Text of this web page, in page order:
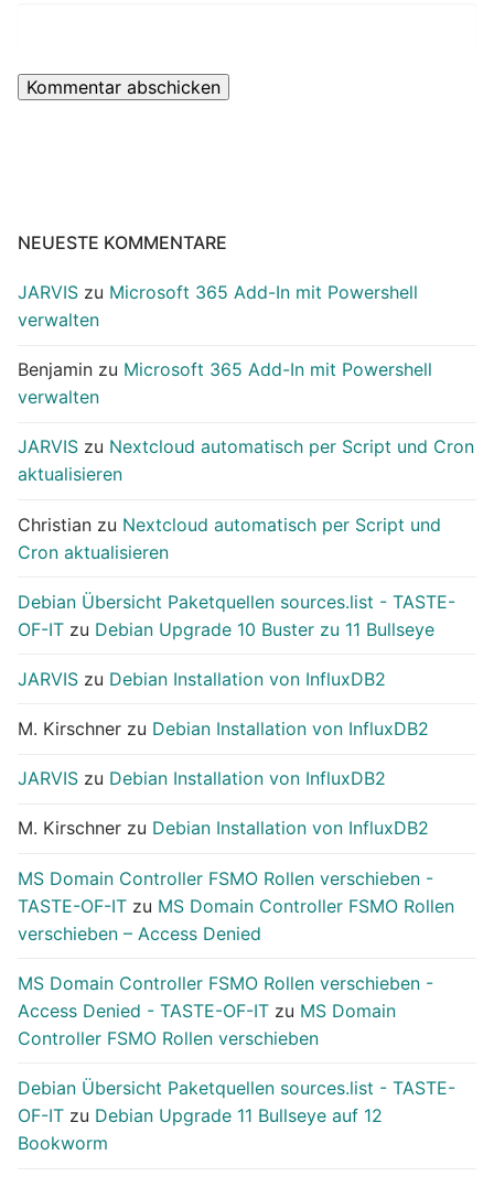
NEUESTE KOMMENTARE
JARVIS zu Microsoft 365 Add-In mit Powershell
verwalten
Benjamin zu Microsoft 365 Add-In mit Powershell
verwalten
JARVIS zu Nextcloud automatisch per Script und Cron
aktualisieren
Christian zu Nextcloud automatisch per Script und
Cron aktualisieren
Debian Übersicht Paketquellen sources.list - TASTE-
OF-IT zu Debian Upgrade 10 Buster zu 11 Bullseye
JARVIS zu Debian Installation von InfluxDB2
M. Kirschner zu Debian Installation von InfluxDB2
JARVIS zu Debian Installation von InfluxDB2
M. Kirschner zu Debian Installation von InfluxDB2
MS Domain Controller FSMO Rollen verschieben -
TASTE-OF-IT zu MS Domain Controller FSMO Rollen
verschieben – Access Denied
MS Domain Controller FSMO Rollen verschieben -
Access Denied - TASTE-OF-IT zu MS Domain
Controller FSMO Rollen verschieben
Debian Übersicht Paketquellen sources.list - TASTE-
OF-IT zu Debian Upgrade 11 Bullseye auf 12
Bookworm